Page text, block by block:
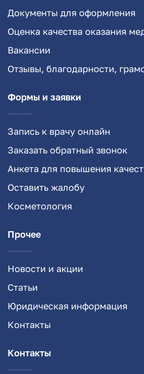
Документы для оформления
Оценка качества оказания
Вакансии
Отзывы, благодарности,
Формы и заявки
Запись к врачу онлайн
Заказать обратный звонок
Анкета для повышения
Оставить жалобу
Косметология
Прочее
Новости и акции
Статьи
Юридическая информация
Контакты
Контакты